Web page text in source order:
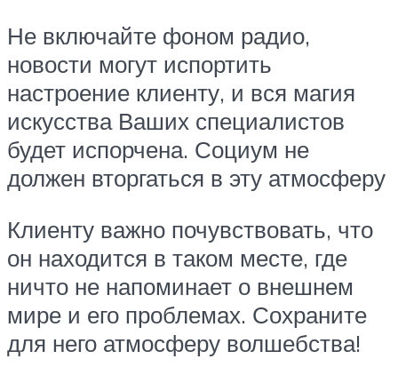
Не включайте фоном радио,
новости могут испортить
настроение клиенту, и вся магия
искусства Ваших специалистов
будет испорчена. Социум не
должен вторгаться в эту атмосферу
Клиенту важно почувствовать, что
он находится в таком месте, где
ничто не напоминает о внешнем
мире и его проблемах. Сохраните
для него атмосферу волшебства!